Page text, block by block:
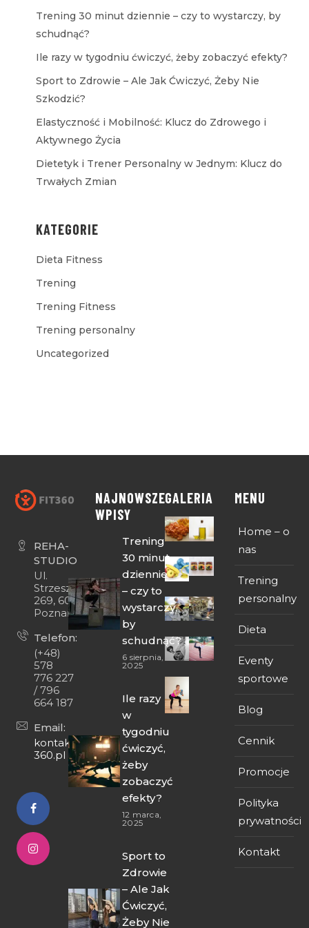
Trening 30 minut dziennie – czy to wystarczy, by
schudnąć?
Ile razy w tygodniu ćwiczyć, żeby zobaczyć efekty?
Sport to Zdrowie – Ale Jak Ćwiczyć, Żeby Nie
Szkodzić?
Elastyczność i Mobilność: Klucz do Zdrowego i
Aktywnego Życia
Dietetyk i Trener Personalny w Jednym: Klucz do
Trwałych Zmian
KATEGORIE
Dieta Fitness
Trening
Trening Fitness
Trening personalny
Uncategorized
REHA-
STUDIO
Ul.
Strzeszyńska
269, 60-474
Poznań
Telefon:
(+48)
578
776 227
/ 796
664 187
Email:
kontakt@fit-
360.pl
NAJNOWSZE
WPISY
Trening
30 minut
dziennie
– czy to
wystarczy,
by
schudnąć?
6 sierpnia,
2025
Ile razy
w
tygodniu
ćwiczyć,
żeby
zobaczyć
efekty?
12 marca,
2025
Sport to
Zdrowie
– Ale Jak
Ćwiczyć,
Żeby Nie
GALERIA MENU
Home – o
nas
Trening
personalny
Dieta
Eventy
sportowe
Blog
Cennik
Promocje
Polityka
prywatności
Kontakt